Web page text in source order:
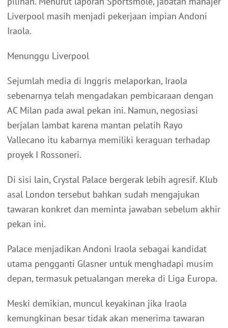
Liverpool masih menjadi pekerjaan impian Andoni
Iraola.
Menunggu Liverpool
Sejumlah media di Inggris melaporkan, Iraola
sebenarnya telah mengadakan pembicaraan dengan
AC Milan pada awal pekan ini. Namun, negosiasi
berjalan lambat karena mantan pelatih Rayo
Vallecano itu kabarnya memiliki keraguan terhadap
proyek I Rossoneri.
Di sisi lain, Crystal Palace bergerak lebih agresif. Klub
asal London tersebut bahkan sudah mengajukan
tawaran konkret dan meminta jawaban sebelum akhir
pekan ini.
Palace menjadikan Andoni Iraola sebagai kandidat
utama pengganti Glasner untuk menghadapi musim
depan, termasuk petualangan mereka di Liga Europa.
Meski demikian, muncul keyakinan jika Iraola
kemungkinan besar tidak akan menerima tawaran